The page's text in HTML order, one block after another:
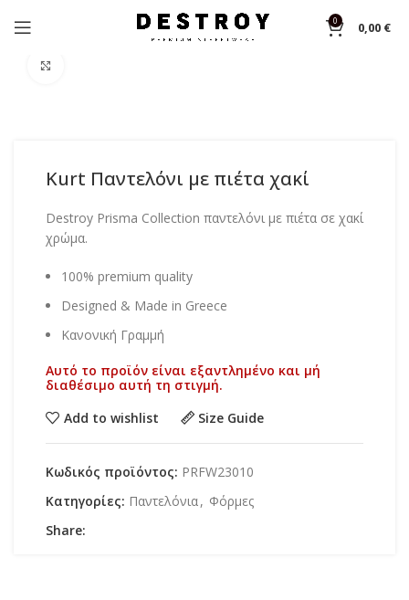
0 0,00 €
Φόρμες
Kurt Παντελόνι με πιέτα χακί
Destroy Prisma Collection παντελόνι με πιέτα σε χακί
χρώμα.
100% premium quality
Designed & Made in Greece
Κανονική Γραμμή
Αυτό το προϊόν είναι εξαντλημένο και μή
διαθέσιμο αυτή τη στιγμή.
Add to wishlist
Size Guide
Κωδικός προϊόντος: PRFW23010
Κατηγορίες: Παντελόνια, Φόρμες
Share: